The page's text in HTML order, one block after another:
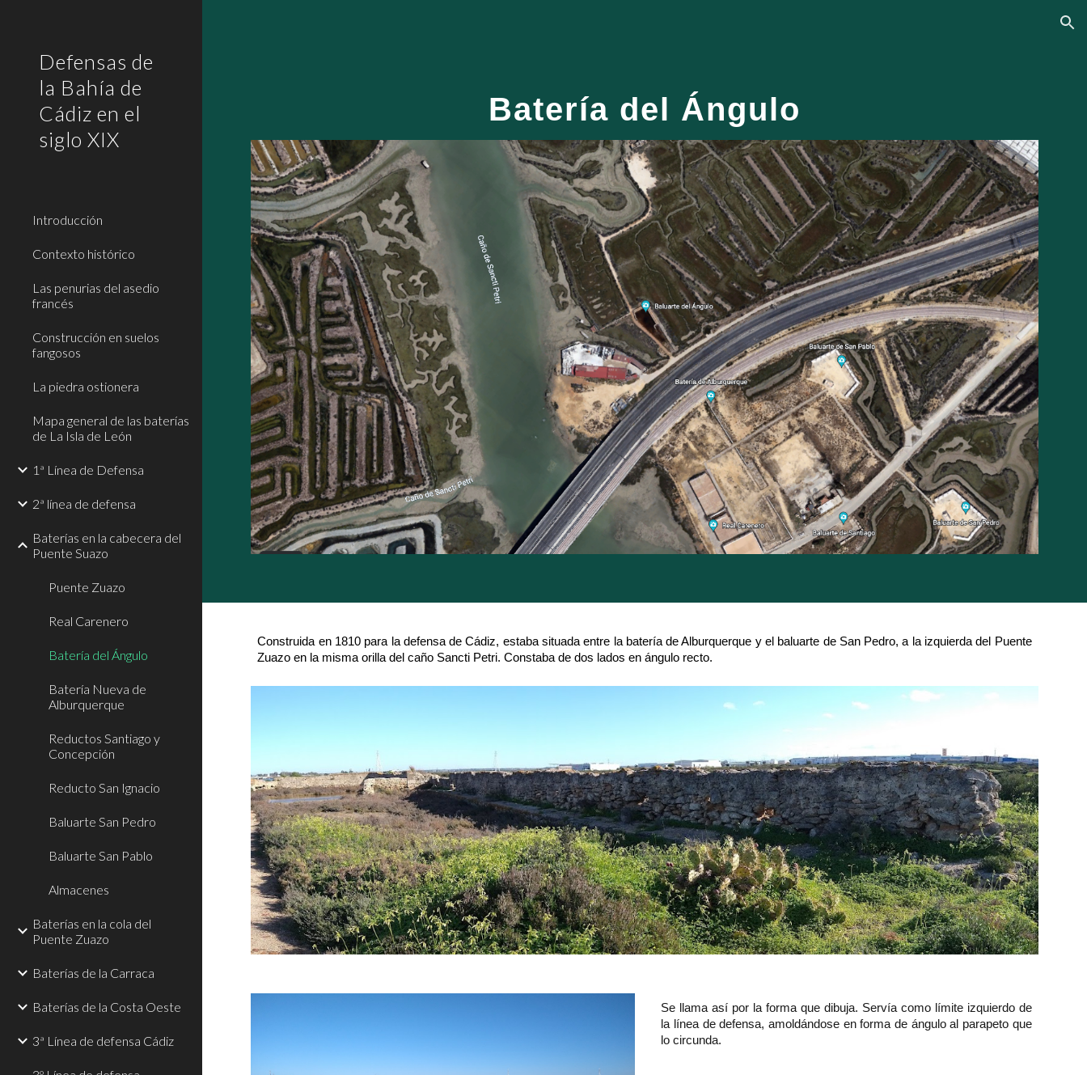
Defensas de
la Bahía de
Cádiz en el
siglo XIX
Introducción
Contexto histórico
Las penurias del asedio
francés
Construcción en suelos
fangosos
La piedra ostionera
Mapa general de las baterías
de La Isla de León
1ª Línea de Defensa
2ª línea de defensa
Baterías en la cabecera del
Puente Suazo
Puente Zuazo
Real Carenero
Batería del Ángulo
Batería Nueva de
Alburquerque
Reductos Santiago y
Concepción
Reducto San Ignacio
Baluarte San Pedro
Baluarte San Pablo
Almacenes
Baterías en la cola del
Puente Zuazo
Baterías de la Carraca
Baterías de la Costa Oeste
3ª Línea de defensa Cádiz
Batería del Ángulo
Construida en 1810 para la defensa de Cádiz, estaba situada entre la batería de Alburquerque y el baluarte de San Pedro, a la izquierda del Puente
Zuazo en la misma orilla del caño Sancti Petri. Constaba de dos lados en ángulo recto.
Se llama así por la forma que dibuja. Servía como límite izquierdo de
la línea de defensa, amoldándose en forma de ángulo al parapeto que
lo circunda.